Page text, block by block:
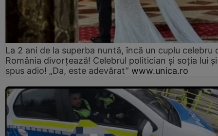
La 2 ani de la superba nuntă, încă un cuplu celebru
România divorțează! Celebrul politician și soția lui
spus adio! „Da, este adevărat” www.unica.ro